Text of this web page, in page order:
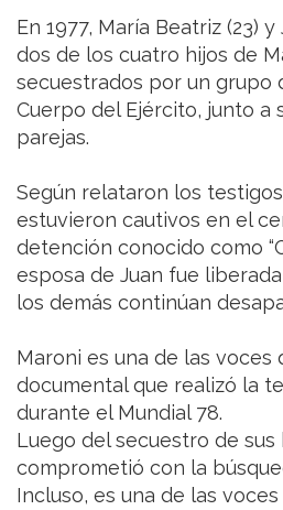
En 1977, María Beatriz (23)
dos de los cuatro hijos de
secuestrados por un grupo
Cuerpo del Ejército, junto a
parejas.
Según relataron los
estuvieron cautivos en el
detención conocido como
esposa de Juan fue
los demás continúan
Maroni es una de las voces
documental que realizó la
durante el Mundial 78.
Luego del secuestro de
comprometió con la
Incluso, es una de las